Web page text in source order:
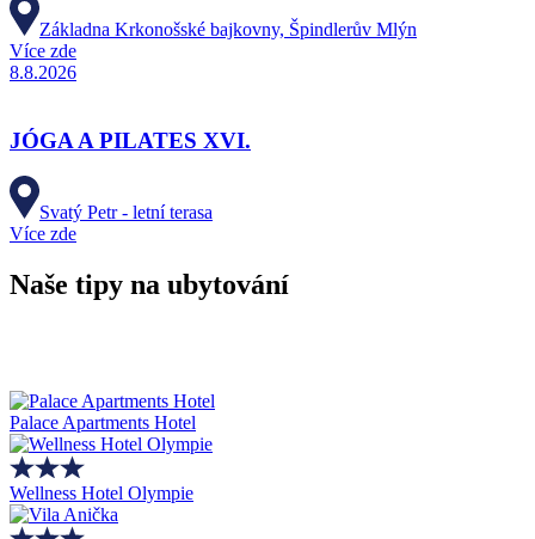
Základna Krkonošské bajkovny, Špindlerův Mlýn
Více zde
8.8.2026
JÓGA A PILATES XVI.
Svatý Petr - letní terasa
Více zde
Naše tipy na ubytování
Palace Apartments Hotel
Wellness Hotel Olympie